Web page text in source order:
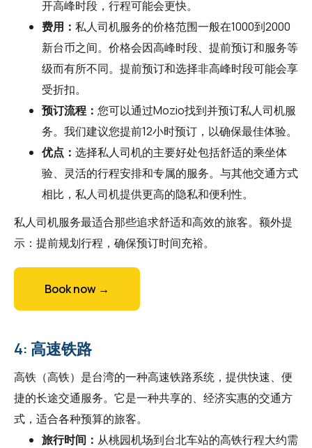
开高峰时段，行程可能会更快。
费用： 私人司机服务的价格范围一般在1000到2000
新台币之间。价格会因高峰时段、提前预订和服务等
级而有所不同。提前预订和选择非高峰时段可能会享
受折扣。
预订流程： 您可以通过Mozio找到并预订私人司机服
务。我们建议您提前12小时预订，以确保最佳体验。
优点： 选择私人司机的主要好处包括舒适的乘坐体
验、灵活的行程安排和专属的服务。与其他交通方式
相比，私人司机提供更高的隐私和便利性。
私人司机服务最适合那些追求舒适和高效的旅客。额外提
示：提前规划行程，确保预订时间充裕。
Book now →
4: 高速铁路
高铁（高铁）是台湾的一种高速铁路系统，提供快速、便
捷的长途交通服务。它是一种共享的、经济实惠的交通方
式，适合各种预算的旅客。
旅行时间： 从桃园机场到台北车站的高铁行程大约需